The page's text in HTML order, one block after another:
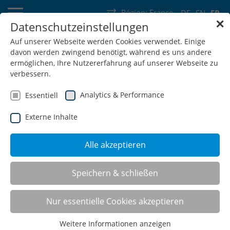
DE EN FR
Région: France
Allemagne Suisse Autriche Belgique Luxembourg
Pays-Bas Wallonie
SHOP
powerline piètement en C
✕
Datenschutzeinstellungen
Auf unserer Webseite werden Cookies verwendet. Einige
davon werden zwingend benötigt, während es uns andere
ermöglichen, Ihre Nutzererfahrung auf unserer Webseite zu
verbessern.
Essentiell Analytics & Performance
Externe Inhalte
Alle akzeptieren
Speichern & schließen
Nur essentielle Cookies akzeptieren
Weitere Informationen anzeigen